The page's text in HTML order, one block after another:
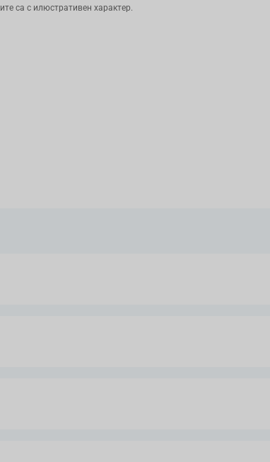
са с илюстративен характер.